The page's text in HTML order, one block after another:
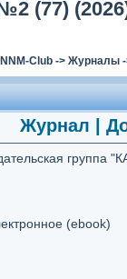
(77)
Club -> Журналы
Журнал |
группа
(ebook)